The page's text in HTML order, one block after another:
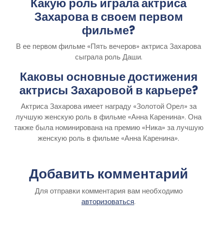
Захарова в своем первом
фильме?
В ее первом фильме «Пять вечеров» актриса Захарова
сыграла роль Даши.
Каковы основные достижения
актрисы Захаровой в карьере?
Актриса Захарова имеет награду «Золотой Орел» за
лучшую женскую роль в фильме «Анна Каренина». Она
также была номинирована на премию «Ника» за лучшую
женскую роль в фильме «Анна Каренина».
Добавить комментарий
Для отправки комментария вам необходимо
авторизоваться.